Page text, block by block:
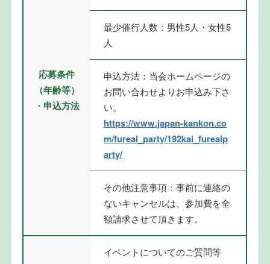
応募条件
（年齢等）
・申込方法
最少催行人数：男性5人・女性5
人
申込方法：当会ホームページの
お問い合わせよりお申込み下さ
い。
https://www.japan-kankon.co
m/fureai_party/192kai_fureaip
arty/
その他注意事項：事前に連絡の
ないキャンセルは、参加費を全
額請求させて頂きます。
イベントについてのご質問等